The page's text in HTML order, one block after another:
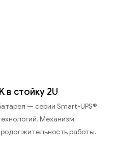
в стойку 2U
— серии Smart-UPS®
Механизм
работы.